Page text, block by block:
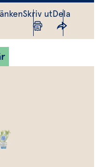
Skriv utDela